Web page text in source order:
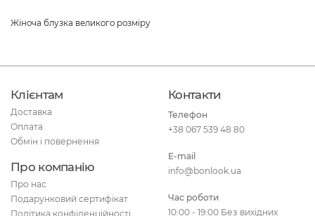
Жіноча блузка великого розміру
Клієнтам
Доставка
Оплата
Обмін і повернення
Про компанію
Про нас
Подарунковий сертифікат
Політика конфіденційності
Контакти
Телефон
+38 067 539 48 80
E-mail
info@bonlook.ua
Час роботи
10:00 - 19:00 Без вихідних